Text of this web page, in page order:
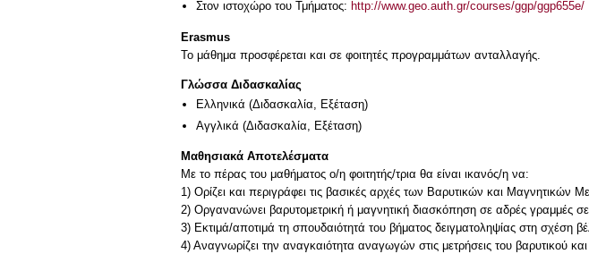
Στον ιστοχώρο του Τμήματος: http://www.geo.auth.gr/courses/ggp/ggp655e/
Erasmus
Το μάθημα προσφέρεται και σε φοιτητές προγραμμάτων ανταλλαγής.
Γλώσσα Διδασκαλίας
Ελληνικά (Διδασκαλία, Εξέταση)
Αγγλικά (Διδασκαλία, Εξέταση)
Μαθησιακά Αποτελέσματα
Με το πέρας του μαθήματος ο/η φοιτητής/τρια θα είναι ικανός/η να:
1) Ορίζει και περιγράφει τις βασικές αρχές των Βαρυτικών και Μαγνητικών
2) Οργανανώνει βαρυτομετρική ή μαγνητική διασκόπηση σε αδρές γραμμές
3) Εκτιμά/αποτιμά τη σπουδαιότητά του βήματος δειγματοληψίας στη σχέση
4) Αναγνωρίζει την αναγκαιότητα αναγωγών στις μετρήσεις του βαρυτικού